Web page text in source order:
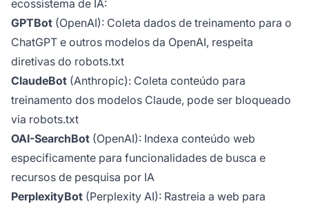
ecossistema de IA:
GPTBot (OpenAI): Coleta dados de treinamento para o
ChatGPT e outros modelos da OpenAI, respeita
diretivas do robots.txt
ClaudeBot (Anthropic): Coleta conteúdo para
treinamento dos modelos Claude, pode ser bloqueado
via robots.txt
OAI-SearchBot (OpenAI): Indexa conteúdo web
especificamente para funcionalidades de busca e
recursos de pesquisa por IA
PerplexityBot (Perplexity AI): Rastreia a web para